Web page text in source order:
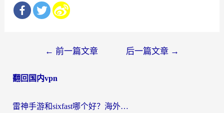
导
← 前一篇文章 后一篇文章 →
翻回国内vpn
雷神手游和sixfast哪个好？海外党亲测3款回国加速器，教你选对不踩坑